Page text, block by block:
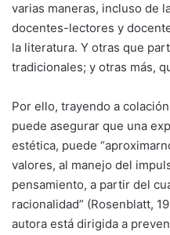
varias maneras, incluso de
docentes-lectores y
la literatura. Y otras que
tradicionales; y otras más,
Por ello, trayendo a
puede asegurar que una
estética, puede
valores, al manejo del
pensamiento, a partir del
racionalidad” (Rosenblatt,
autora está dirigida a